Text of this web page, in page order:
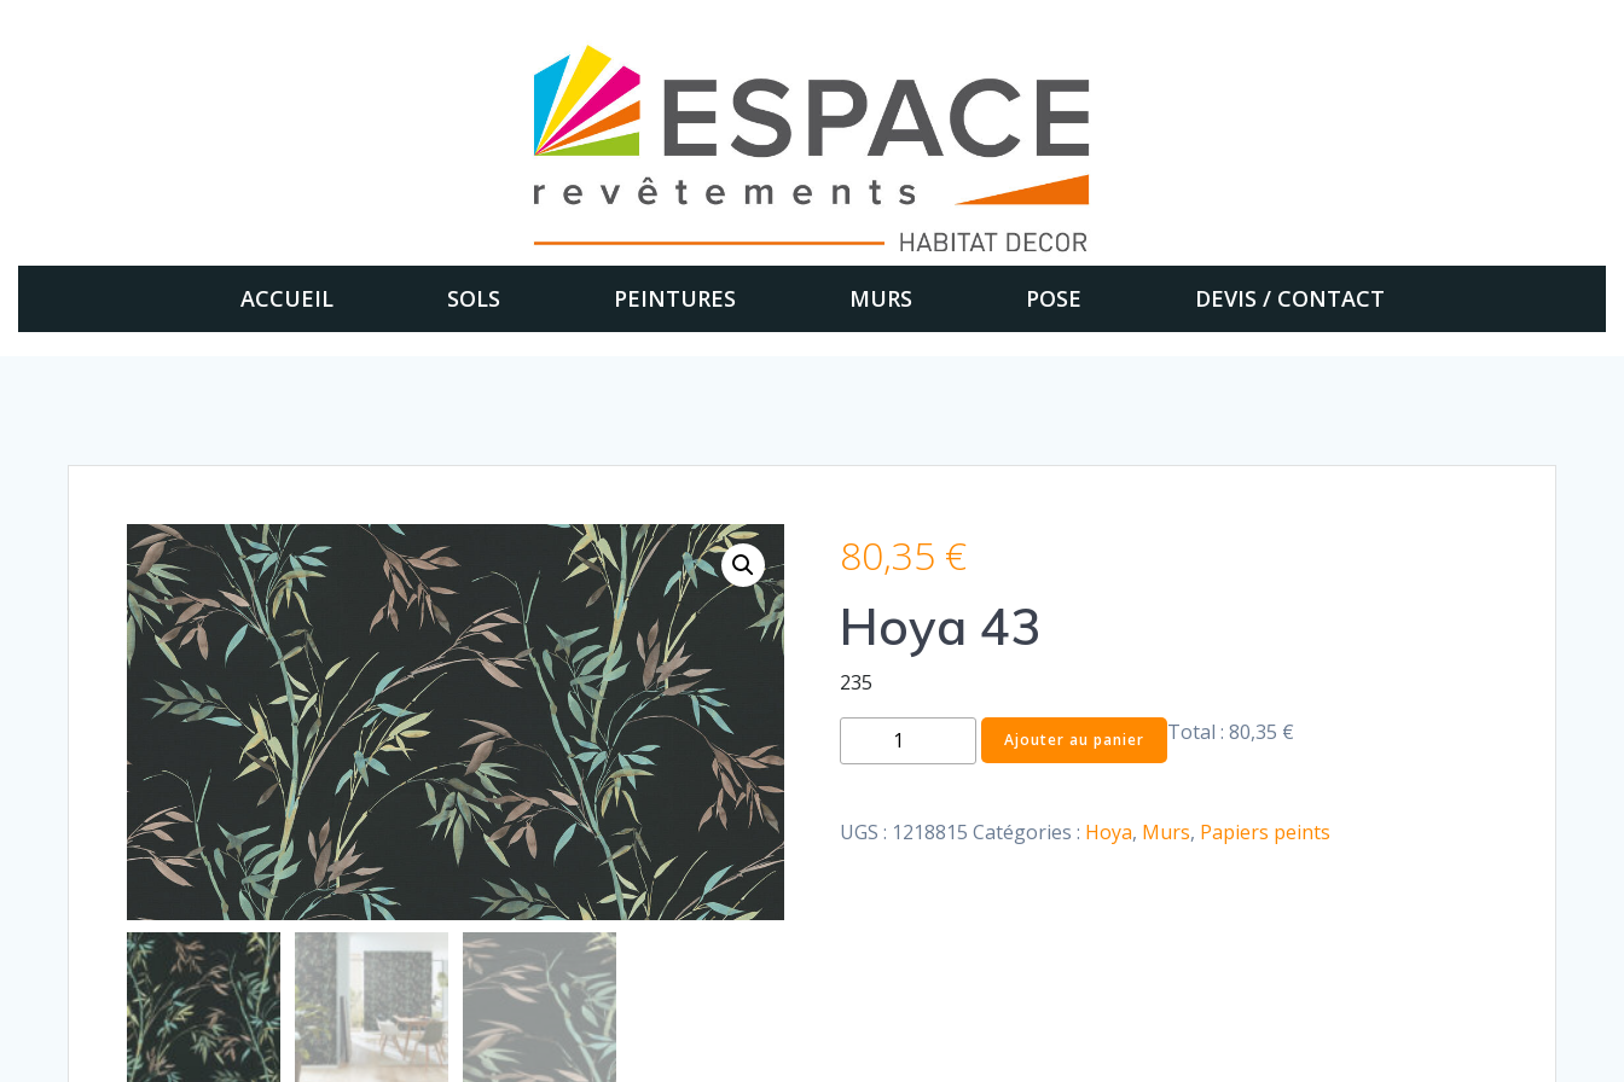
ACCUEIL SOLS PEINTURES MURS POSE DEVIS / CONTACT
80,35 €
Hoya 43
235
quantité
de
43
Ajouter au panier Total :80,35 €
UGS : 1218815 Catégories : Hoya, Murs, Papiers peints